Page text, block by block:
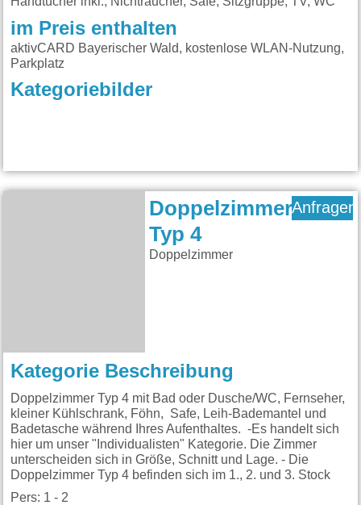
im Preis enthalten
aktivCARD Bayerischer Wald, kostenlose WLAN-Nutzung,
Parkplatz
Kategoriebilder
Doppelzimmer
Typ 4
Doppelzimmer
Anfragen
Kategorie Beschreibung
Doppelzimmer Typ 4 mit Bad oder Dusche/WC, Fernseher,
kleiner Kühlschrank, Föhn, Safe, Leih-Bademantel und
Badetasche während Ihres Aufenthaltes. -Es handelt sich
hier um unser "Individualisten" Kategorie. Die Zimmer
unterscheiden sich in Größe, Schnitt und Lage. - Die
Doppelzimmer Typ 4 befinden sich im 1., 2. und 3. Stock
Pers: 1 - 2